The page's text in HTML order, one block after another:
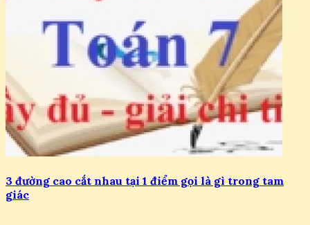
3 đường cao cắt nhau tại 1 điểm gọi là gì trong tam
giác